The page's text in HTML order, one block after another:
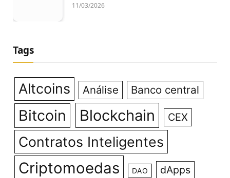
11/03/2026
Tags
Altcoins Análise Banco central
Bitcoin Blockchain CEX
Contratos Inteligentes
Criptomoedas DAO dApps